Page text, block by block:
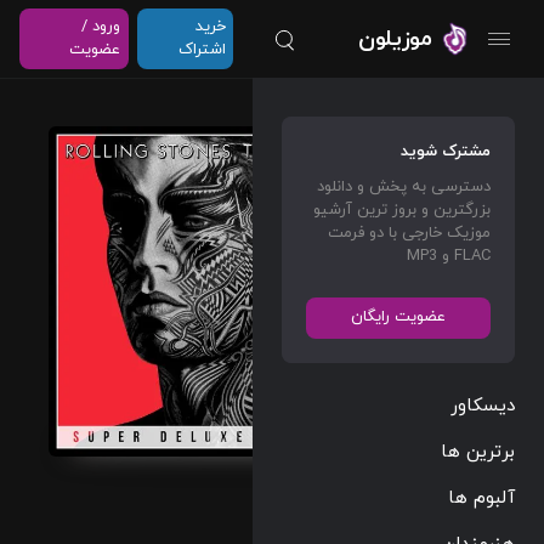
موزیلون
خرید
اشتراک
ورود /
عضویت
مشترک شوید
دسترسی به پخش و دانلود
بزرگترین و بروز ترین آرشیو
موزیک خارجی با دو فرمت
FLAC و MP3
عضویت رایگان
دیسکاور
برترین ها
آلبوم ها
Time Is
On My
Side
(Live
at
Wembl
ey
m
1982)
The
Rolling